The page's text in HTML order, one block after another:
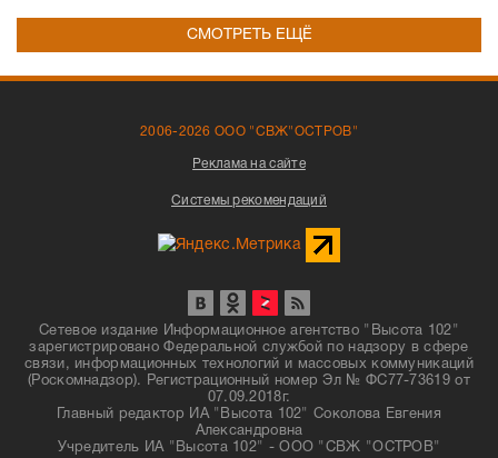
СМОТРЕТЬ ЕЩЁ
2006-2026 ООО "СВЖ"ОСТРОВ"
Реклама на сайте
Системы рекомендаций
Сетевое издание Информационное агентство "Высота 102"
зарегистрировано Федеральной службой по надзору в сфере
связи, информационных технологий и массовых коммуникаций
(Роскомнадзор). Регистрационный номер Эл № ФС77-73619 от
07.09.2018г.
Главный редактор ИА "Высота 102" Соколова Евгения
Александровна
Учредитель ИА "Высота 102" - ООО "СВЖ "ОСТРОВ"